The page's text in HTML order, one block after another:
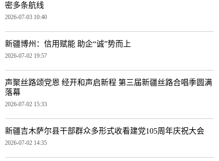
密多条航线
2026-07-03 10:40
新疆博州：信用赋能 助企“诚”势而上
2026-07-02 19:57
声聚丝路颂党恩 经开和声启新程 第三届新疆丝路合唱季圆满
落幕
2026-07-02 15:33
新疆吉木萨尔县干部群众多形式收看建党105周年庆祝大会
2026-07-02 14:35